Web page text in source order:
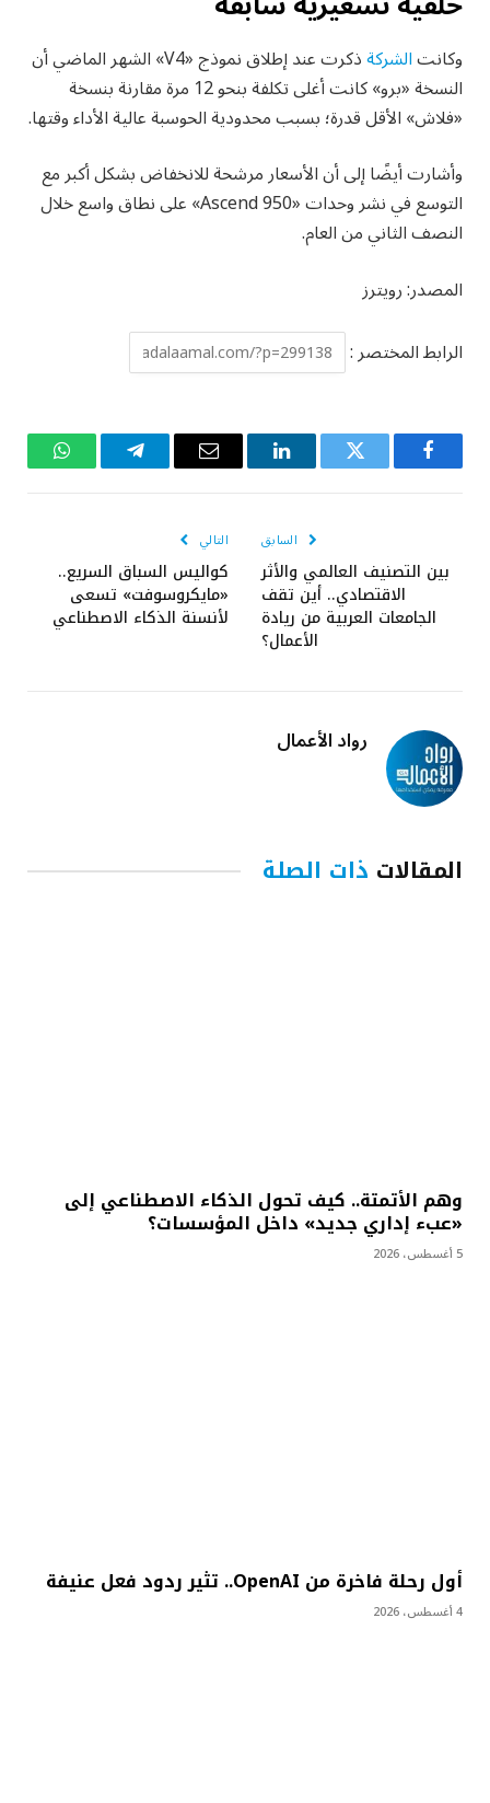
وكانتالشركة ذكرت عند إطلاق نموذج «V4» الشهر الماضي أن
النسخة «برو» كانت أغلى تكلفة بنحو 12 مرة مقارنة بنسخة
«فلاش» الأقل قدرة؛ بسبب محدودية الحوسبة عالية الأداء وقتها.
وأشارت أيضًا إلى أن الأسعار مرشحة للانخفاض بشكل أكبر مع
التوسع في نشر وحدات «Ascend 950» على نطاق واسع خلال
النصف الثاني من العام.
المصدر: رويترز
الرابط المختصر :
فيسبوك تويتر لينكدإن
البريد
تيلقرام واتساب
السابق
بين التصنيف العالمي والأثر
الاقتصادي.. أين تقف
الجامعات العربية من ريادة
الأعمال؟
التالي
كواليس السباق السريع..
«مايكروسوفت» تسعى
لأنسنة الذكاء الاصطناعي
رواد الأعمال
المقالات ذات الصلة
وهم الأتمتة.. كيف تحول الذكاء الاصطناعي إلى
«عبء إداري جديد» داخل المؤسسات؟
5 أغسطس، 2026
أول رحلة فاخرة من OpenAI.. تثير ردود فعل عنيفة
4 أغسطس، 2026